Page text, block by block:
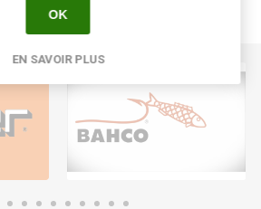
OK
EN SAVOIR PLUS